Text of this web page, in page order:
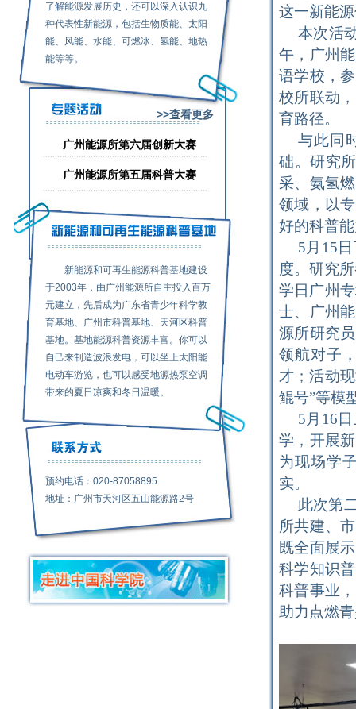
了解能源发展历史，还可以深入认识九
种代表性新能源，包括生物质能、太阳
能、风能、水能、可燃冰、氢能、地热
能等等。
>>查看更多
广州能源所第六届创新大赛
广州能源所第五届科普大赛
新能源和可再生能源科普基地建设
于2003年，由广州能源所自主投入百万
元建立，先后成为广东省青少年科学教
育基地、广州市科普基地、天河区科普
基地。基地能源科普资源丰富。你可以
自己来制造波浪发电，可以坐上太阳能
电动车游览，也可以感受地源热泵空调
带来的夏日凉爽和冬日温暖。
预约电话：020-87058895
地址：广州市天河区五山能源路2号
这一新能
本次活
午，广州
语学校，
校所联动
育路径。
与此同
础。研究
采、氨氢
领域，以
好的科普
5月15
度。研究
学日广州
士、广州
源所研究
领航对子
才；活动
鲲号”等模
5月16
学，开展
为现场学
实。
此次第
所共建、
既全面展
科学知识
科普事业
助力点燃